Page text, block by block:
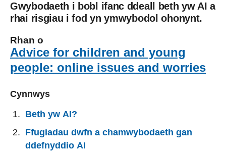
Gwybodaeth i bobl ifanc ddeall beth yw AI a
rhai risgiau i fod yn ymwybodol ohonynt.
Rhan o
Advice for children and young
people: online issues and worries
Cynnwys
Beth yw AI?
Ffugiadau dwfn a chamwybodaeth gan
ddefnyddio AI